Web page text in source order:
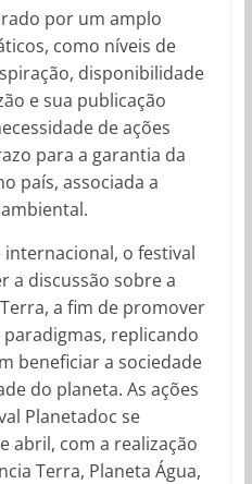
por um amplo
como níveis de
disponibilidade
e sua publicação
de ações
para a garantia da
país, associada a
o festival
a discussão sobre a
a fim de promover
replicando
beneficiar a sociedade
do planeta. As ações
Planetadoc se
abril, com a realização
Terra, Planeta Água,